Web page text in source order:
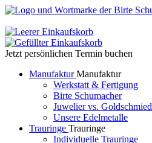
Jetzt persönlichen Termin buchen
Manufaktur Manufaktur
Werkstatt & Fertigung
Birte Schumacher
Juwelier vs. Goldschmied
Unsere Edelmetalle
Trauringe Trauringe
Individuelle Trauringe